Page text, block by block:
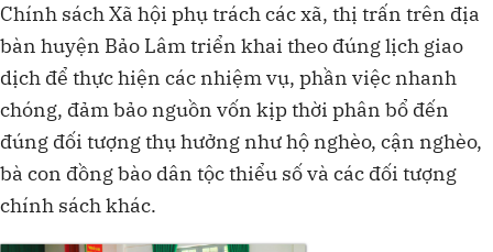
Chính sách Xã hội phụ trách các xã, thị trấn trên địa
bàn huyện Bảo Lâm triển khai theo đúng lịch giao
dịch để thực hiện các nhiệm vụ, phần việc nhanh
chóng, đảm bảo nguồn vốn kịp thời phân bổ đến
đúng đối tượng thụ hưởng như hộ nghèo, cận nghèo,
bà con đồng bào dân tộc thiểu số và các đối tượng
chính sách khác.